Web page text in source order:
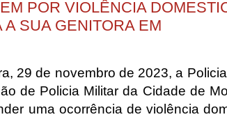
POR VIOLÊNCIA
SUA GENITORA EM
29 de novembro de 2023, a
de Policia Militar da Cidade de
uma ocorrência de violência